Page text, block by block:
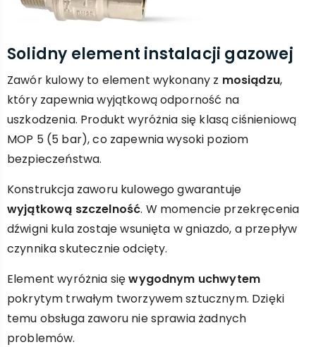
Solidny element instalacji gazowej
Zawór kulowy to element wykonany z mosiądzu,
który zapewnia wyjątkową odporność na
uszkodzenia. Produkt wyróżnia się klasą ciśnieniową
MOP 5 (5 bar), co zapewnia wysoki poziom
bezpieczeństwa.
Konstrukcja zaworu kulowego gwarantuje
wyjątkową szczelność. W momencie przekręcenia
dźwigni kula zostaje wsunięta w gniazdo, a przepływ
czynnika skutecznie odcięty.
Element wyróżnia sięwygodnym uchwytem
pokrytym trwałym tworzywem sztucznym. Dzięki
temu obsługa zaworu nie sprawia żadnych
problemów.